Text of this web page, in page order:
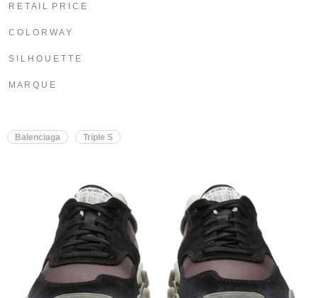
R E T A I L P R I C E
C O L O R W A Y
S I L H O U E T T E
M A R Q U E
Balenciaga Triple S